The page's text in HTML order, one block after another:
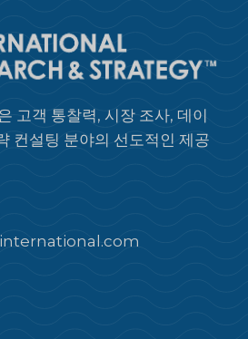
객 통찰력, 시장 조사, 데이
컨설팅 분야의 선도적인 제공